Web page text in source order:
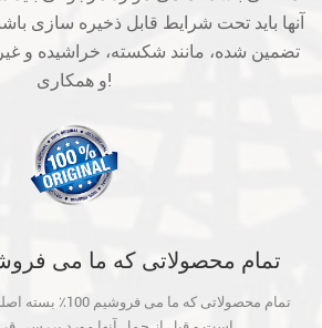
آنها باید تحت شرایط قابل ذخیره سازی
تضمین شده، مانند شکسته، خراشیده و
و همکاری!
آنها مورد بررسی قرار خواهد گرفت.
تمام محصولاتی که